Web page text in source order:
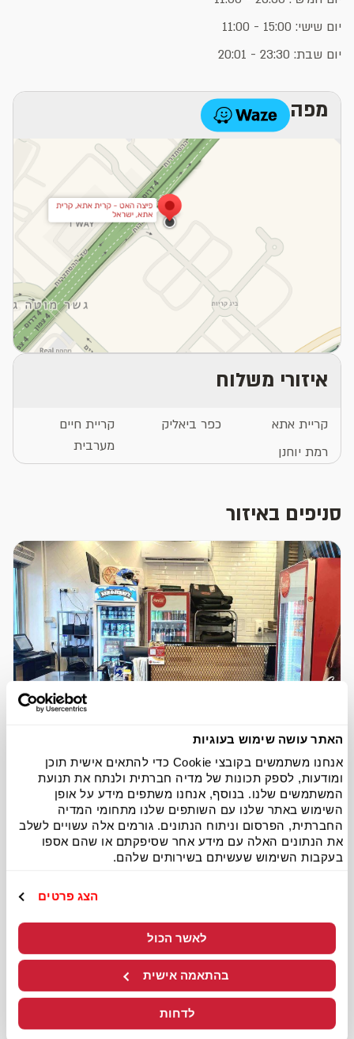
האתר עושה שימוש בעוגיות
אנחנו משתמשים בקובצי Cookie כדי להתאים אישית תוכן
ומודעות, לספק תכונות של מדיה חברתית ולנתח את תנועת
המשתמשים שלנו. בנוסף, אנחנו משתפים מידע על אופן
השימוש באתר שלנו עם השותפים שלנו מתחומי המדיה
החברתית, הפרסום וניתוח הנתונים. גורמים אלה עשויים לשלב
את הנתונים האלה עם מידע אחר שסיפקתם או שהם אספו
בעקבות השימוש שעשיתם בשירותים שלהם.
הצג פרטים
לאשר הכול
בהתאמה אישית
לדחות
יום שישי: 15:00 - 11:00
יום שבת: 23:30 - 20:01
מפה
איזורי משלוח
קריית אתא
רמת יוחנן
כפר ביאליק
קריית חיים
מערבית
סניפים באיזור
קריית מוצקין
כשר
שדרות ירושלים 1, קריית מוצקין